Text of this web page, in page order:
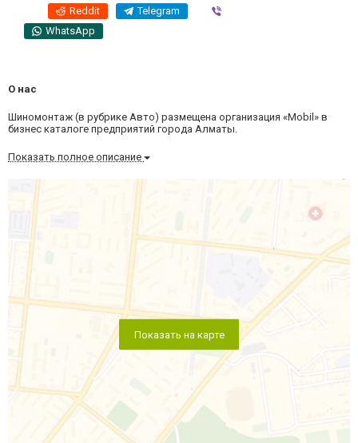
Reddit Telegram
WhatsApp
О нас
Шиномонтаж (в рубрике Авто) размещена организация «Mobil» в
бизнес каталоге предприятий города Алматы.
Показать полное описание
Показать на карте